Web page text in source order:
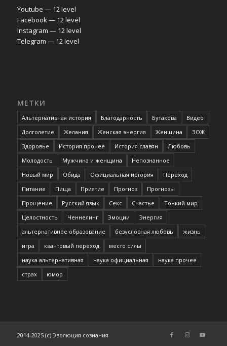
Youtube — 12 level
Facebook — 12 level
Instagram — 12 level
Telegram — 12 level
МЕТКИ
Альтернативная история Благодарность Бутакова
Видео
Долголетие
Желания Женская энергия Женщина
ЗОЖ
Здоровье
История прочее История славян
Любовь
Молодость
Мужчина и женщина
Непознанное
Новый мир
Обида Официальная история
Переход
Питание
Пища Приятие Прогноз
Прогнозы
Прощение
Русский язык Секс Счастье
Тонкий мир
Целостность
Ченнелинг Эмоции
Энергия
альтернативное образование
безусловная любовь
жизнь
игра
квантовый переход
место силы
наука альтернативная
наука официальная
наука прочее
страх
юмор
2014-2025 (c) Эволюция сознания